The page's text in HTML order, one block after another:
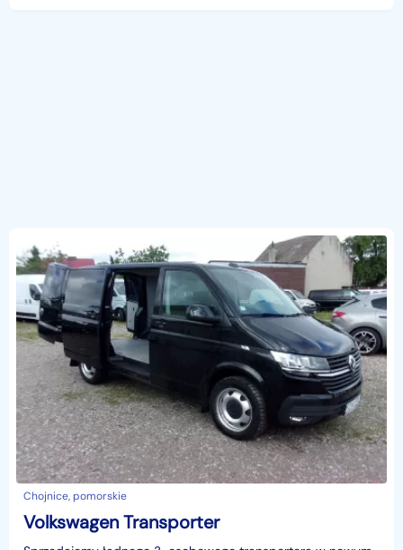
Chojnice, pomorskie
Volkswagen Transporter